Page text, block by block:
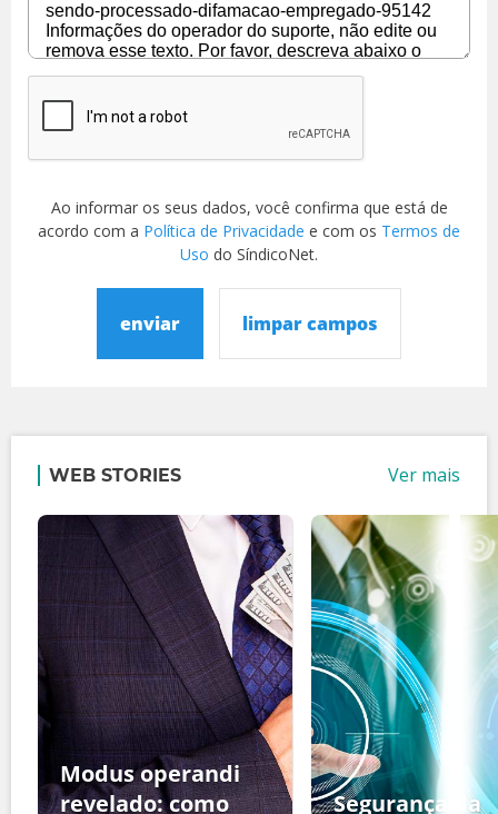
Ao informar os seus dados, você confirma que está de
acordo com a Política de Privacidade e com os Termos de
Uso do SíndicoNet.
enviar limpar campos
WEB STORIES Ver mais
Modus operandi
revelado: como
Segurança da